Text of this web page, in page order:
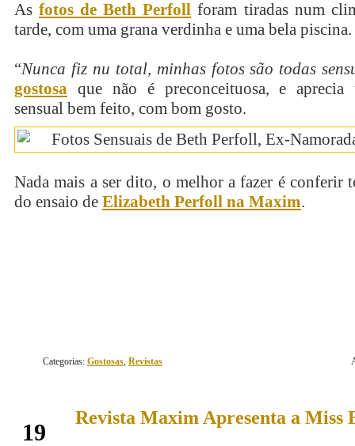
Asfotos de Beth Perfoll foram tiradas num
tarde, com uma grana verdinha e uma bela piscina.
“Nunca fiz nu total, minhas fotos são todas
gostosa que não é preconceituosa, e aprecia
sensual bem feito, com bom gosto.
Nada mais a ser dito, o melhor a fazer é conferir
do ensaio de Elizabeth Perfoll na Maxim.
Categorias: Gostosas, Revistas
19
Revista Maxim Apresenta a Miss